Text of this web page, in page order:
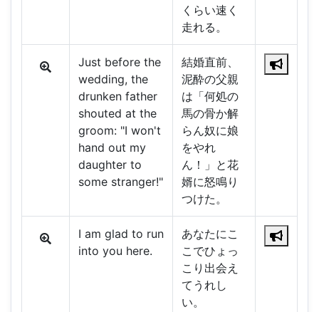
くらい速く
走れる。
Just before the
wedding, the
drunken father
shouted at the
groom: "I won't
hand out my
daughter to
some stranger!"
結婚直前、
泥酔の父親
は「何処の
馬の骨か解
らん奴に娘
をやれ
ん！」と花
婿に怒鳴り
つけた。
I am glad to run
into you here.
あなたにこ
こでひょっ
こり出会え
てうれし
い。